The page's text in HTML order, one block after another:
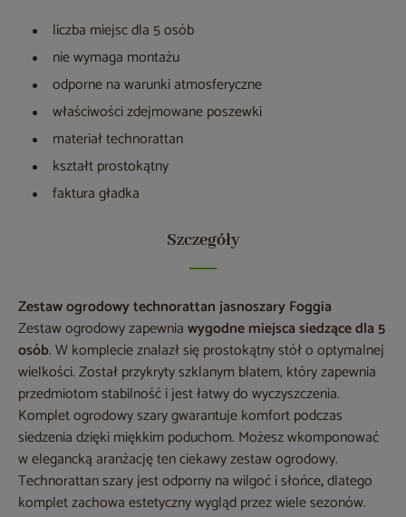
liczba miejsc dla 5 osób
nie wymaga montażu
odporne na warunki atmosferyczne
właściwości zdejmowane poszewki
materiał technorattan
kształt prostokątny
faktura gładka
Szczegóły
Zestaw ogrodowy technorattan jasnoszary Foggia
Zestaw ogrodowy zapewniawygodne miejsca siedzące dla 5
osób. W komplecie znalazł się prostokątny stół o optymalnej
wielkości. Został przykryty szklanym blatem, który zapewnia
przedmiotom stabilność i jest łatwy do wyczyszczenia.
Komplet ogrodowy szary gwarantuje komfort podczas
siedzenia dzięki miękkim poduchom. Możesz wkomponować
w elegancką aranżację ten ciekawy zestaw ogrodowy.
Technorattan szary jest odporny na wilgoć i słońce,dlatego
komplet zachowa estetyczny wygląd przez wiele sezonów.